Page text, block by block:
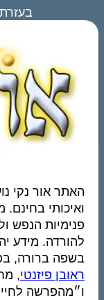
האתר אור נקי
ואיכותי
פנימיות הנפש
להורדה. מידע
בשפה ברורה,
ראובן פיזנטי,
ו״מהפרשה